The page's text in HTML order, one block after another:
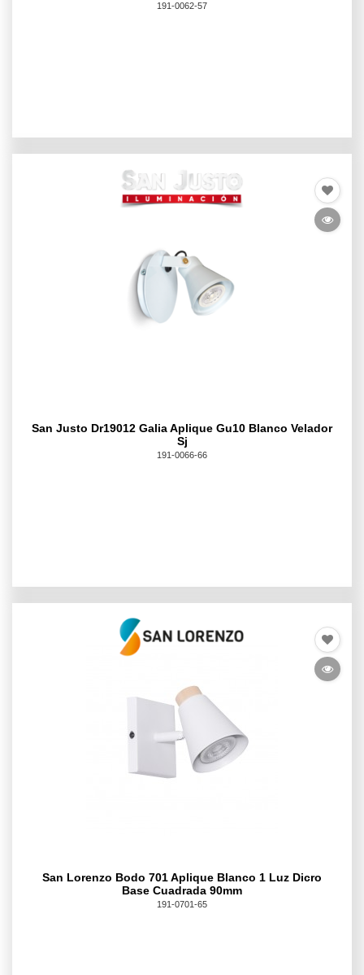
191-0062-57
San Justo Dr19012 Galia Aplique Gu10 Blanco Velador
Sj
191-0066-66
San Lorenzo Bodo 701 Aplique Blanco 1 Luz Dicro
Base Cuadrada 90mm
191-0701-65